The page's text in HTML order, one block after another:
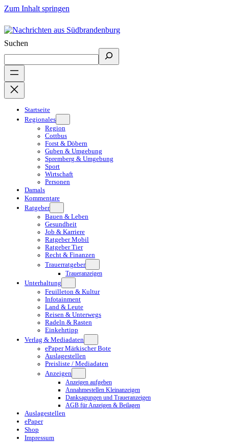
Zum Inhalt springen
Suchen
Startseite
Regionales
Region
Cottbus
Forst & Döbern
Guben & Umgebung
Spremberg & Umgebung
Sport
Wirtschaft
Personen
Damals
Kommentare
Ratgeber
Bauen & Leben
Gesundheit
Job & Karriere
Ratgeber Mobil
Ratgeber Tier
Recht & Finanzen
Trauerratgeber
Traueranzeigen
Unterhaltung
Feuilleton & Kultur
Infotainment
Land & Leute
Reisen & Unterwegs
Radeln & Rasten
Einkehrtipp
Verlag & Mediadaten
ePaper Märkischer Bote
Auslagestellen
Preisliste / Mediadaten
Anzeigen
Anzeigen aufgeben
Annahmestellen Kleinanzeigen
Danksagungen und Traueranzeigen
AGB für Anzeigen & Beilagen
Auslagestellen
ePaper
Shop
Impressum